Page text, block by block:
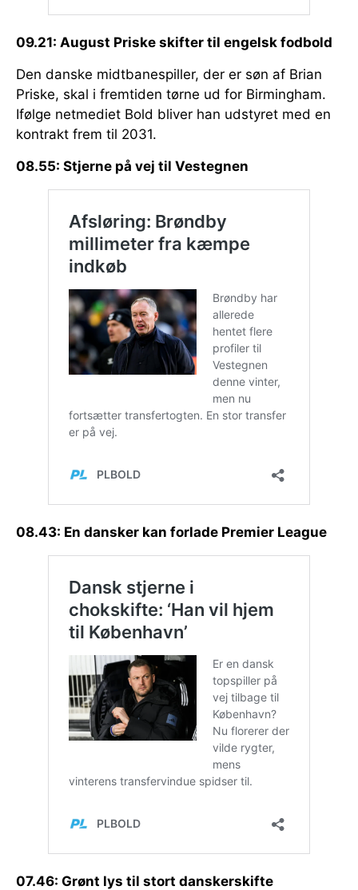
09.21: August Priske skifter til engelsk fodbold
Den danske midtbanespiller, der er søn af Brian
Priske, skal i fremtiden tørne ud for Birmingham.
Ifølge netmediet Bold bliver han udstyret med en
kontrakt frem til 2031.
08.55: Stjerne på vej til Vestegnen
08.43: En dansker kan forlade Premier League
07.46: Grønt lys til stort danskerskifte